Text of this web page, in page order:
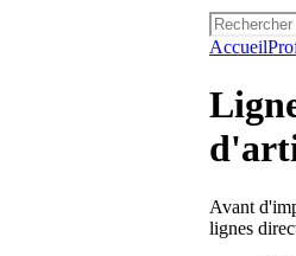
Accueil
Avant
lignes